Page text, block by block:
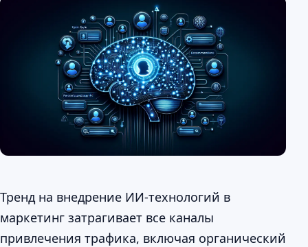
Тренд на внедрение ИИ-технологий в
маркетинг затрагивает все каналы
привлечения трафика, включая органический